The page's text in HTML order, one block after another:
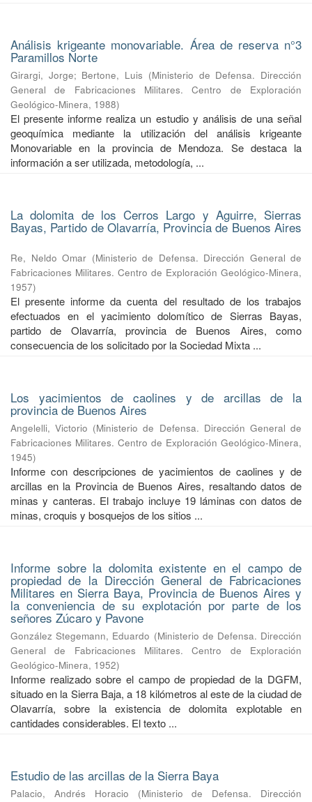
Análisis krigeante monovariable. Área de reserva n°3
Paramillos Norte
Girargi, Jorge; Bertone, Luis (Ministerio de Defensa. Dirección
General de Fabricaciones Militares. Centro de Exploración
Geológico-Minera, 1988)
El presente informe realiza un estudio y análisis de una señal
geoquímica mediante la utilización del análisis krigeante
Monovariable en la provincia de Mendoza. Se destaca la
información a ser utilizada, metodología, ...
La dolomita de los Cerros Largo y Aguirre, Sierras
Bayas, Partido de Olavarría, Provincia de Buenos Aires
Re, Neldo Omar (Ministerio de Defensa. Dirección General de
Fabricaciones Militares. Centro de Exploración Geológico-Minera,
1957)
El presente informe da cuenta del resultado de los trabajos
efectuados en el yacimiento dolomítico de Sierras Bayas,
partido de Olavarría, provincia de Buenos Aires, como
consecuencia de los solicitado por la Sociedad Mixta ...
Los yacimientos de caolines y de arcillas de la
provincia de Buenos Aires
Angelelli, Victorio (Ministerio de Defensa. Dirección General de
Fabricaciones Militares. Centro de Exploración Geológico-Minera,
1945)
Informe con descripciones de yacimientos de caolines y de
arcillas en la Provincia de Buenos Aires, resaltando datos de
minas y canteras. El trabajo incluye 19 láminas con datos de
minas, croquis y bosquejos de los sitios ...
Informe sobre la dolomita existente en el campo de
propiedad de la Dirección General de Fabricaciones
Militares en Sierra Baya, Provincia de Buenos Aires y
la conveniencia de su explotación por parte de los
señores Zúcaro y Pavone
González Stegemann, Eduardo (Ministerio de Defensa. Dirección
General de Fabricaciones Militares. Centro de Exploración
Geológico-Minera, 1952)
Informe realizado sobre el campo de propiedad de la DGFM,
situado en la Sierra Baja, a 18 kilómetros al este de la ciudad de
Olavarría, sobre la existencia de dolomita explotable en
cantidades considerables. El texto ...
Estudio de las arcillas de la Sierra Baya
Palacio, Andrés Horacio (Ministerio de Defensa. Dirección